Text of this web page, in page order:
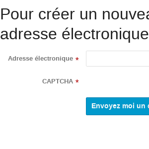
Pour créer un
adresse
Adresse électronique *
CAPTCHA *